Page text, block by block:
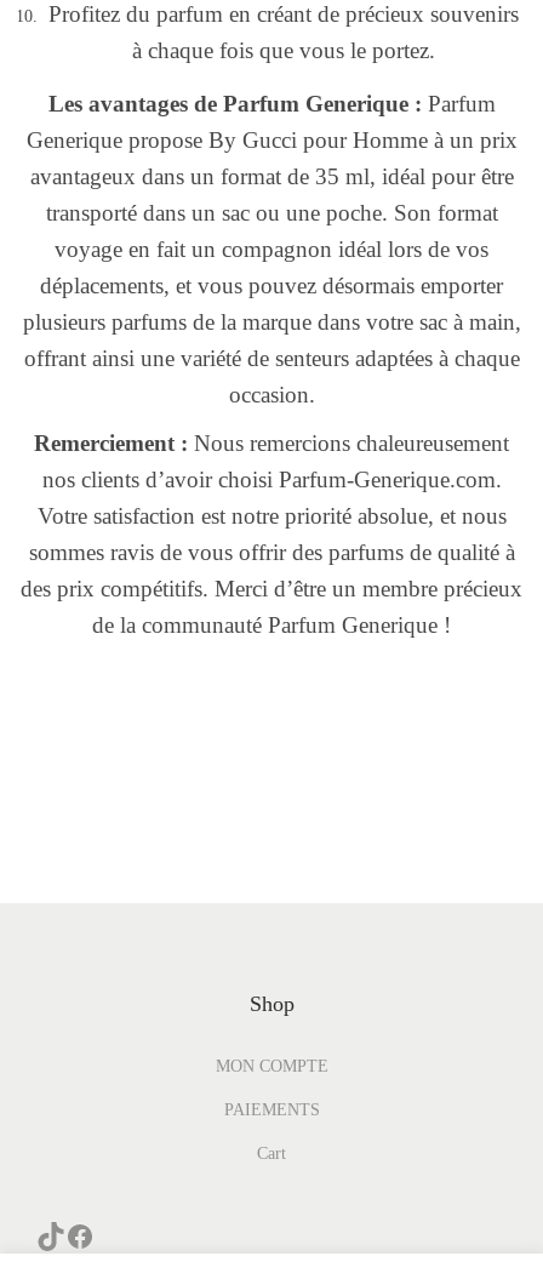
Profitez du parfum en créant de précieux souvenirs
à chaque fois que vous le portez.
Les avantages de Parfum Generique : Parfum
Generique propose By Gucci pour Homme à un prix
avantageux dans un format de 35 ml, idéal pour être
transporté dans un sac ou une poche. Son format
voyage en fait un compagnon idéal lors de vos
déplacements, et vous pouvez désormais emporter
plusieurs parfums de la marque dans votre sac à main,
offrant ainsi une variété de senteurs adaptées à chaque
occasion.
Remerciement : Nous remercions chaleureusement
nos clients d’avoir choisi Parfum-Generique.com.
Votre satisfaction est notre priorité absolue, et nous
sommes ravis de vous offrir des parfums de qualité à
des prix compétitifs. Merci d’être un membre précieux
de la communauté Parfum Generique !
Shop
MON COMPTE
PAIEMENTS
Cart